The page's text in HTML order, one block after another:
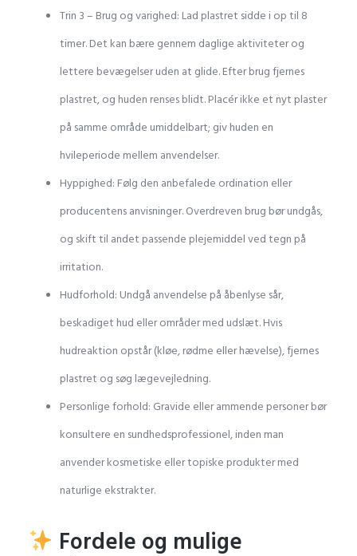
Trin 3 – Brug og varighed: Lad plastret sidde i op til 8
timer. Det kan bære gennem daglige aktiviteter og
lettere bevægelser uden at glide. Efter brug fjernes
plastret, og huden renses blidt. Placér ikke et nyt plaster
på samme område umiddelbart; giv huden en
hvileperiode mellem anvendelser.
Hyppighed: Følg den anbefalede ordination eller
producentens anvisninger. Overdreven brug bør undgås,
og skift til andet passende plejemiddel ved tegn på
irritation.
Hudforhold: Undgå anvendelse på åbenlyse sår,
beskadiget hud eller områder med udslæt. Hvis
hudreaktion opstår (kløe, rødme eller hævelse), fjernes
plastret og søg lægevejledning.
Personlige forhold: Gravide eller ammende personer bør
konsultere en sundhedsprofessionel, inden man
anvender kosmetiske eller topiske produkter med
naturlige ekstrakter.
Fordele og mulige